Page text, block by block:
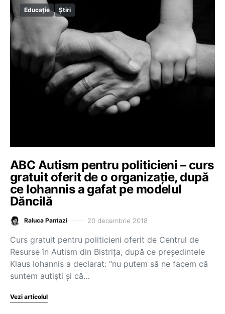
Educație Știri
ABC Autism pentru politicieni – curs
gratuit oferit de o organizație, după
ce Iohannis a gafat pe modelul
Dăncilă
Raluca Pantazi 20 decembrie 2018
Curs gratuit pentru politicieni oferit de Centrul de
Resurse în Autism din Bistriţa, după ce președintele
Klaus Iohannis a declarat: “nu putem să ne facem că
suntem autişti şi că…
Vezi articolul